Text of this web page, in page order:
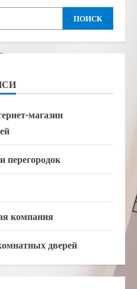
ПОИСК
магазин
перегородок
компания
дверей